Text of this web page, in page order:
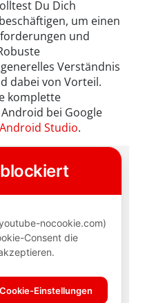
Du Dich
um einen
und
Verständnis
dabei von Vorteil.
komplette
bei Google
Android Studio.